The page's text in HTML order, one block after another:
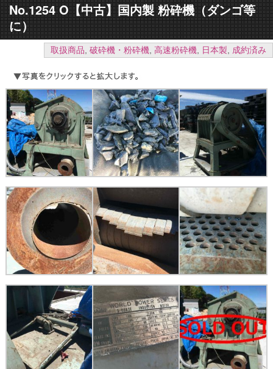
No.1254 O【中古】国内製 粉砕機（ダンゴ等
に）
取扱商品, 破砕機・粉砕機, 高速粉砕機, 日本製, 成約済み